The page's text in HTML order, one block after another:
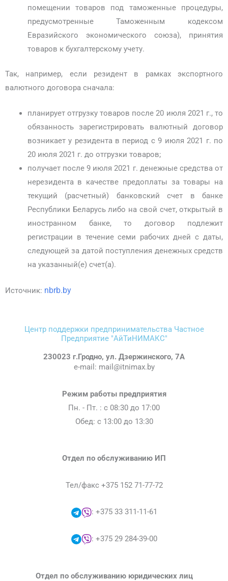
помещении товаров под таможенные процедуры,
предусмотренные Таможенным кодексом
Евразийского экономического союза), принятия
товаров к бухгалтерскому учету.
Так, например, если резидент в рамках экспортного
валютного договора сначала:
планирует отгрузку товаров после 20 июля 2021 г., то
обязанность зарегистрировать валютный договор
возникает у резидента в период с 9 июля 2021 г. по
20 июля 2021 г. до отгрузки товаров;
получает после 9 июля 2021 г. денежные средства от
нерезидента в качестве предоплаты за товары на
текущий (расчетный) банковский счет в банке
Республики Беларусь либо на свой счет, открытый в
иностранном банке, то договор подлежит
регистрации в течение семи рабочих дней с даты,
следующей за датой поступления денежных средств
на указанный(е) счет(а).
Источник: nbrb.by
Центр поддержки предпринимательства Частное
Предприятие "АйТиНИМАКС"
230023 г.Гродно, ул. Дзержинского, 7А
e-mail: mail@itnimax.by
Режим работы предприятия
Пн. - Пт. : c 08:30 до 17:00
Обед: с 13:00 до 13:30
Отдел по обслуживанию ИП
Тел/факс +375 152 71-77-72
: +375 33 311-11-61
: +375 29 284-39-00
Отдел по обслуживанию юридических лиц